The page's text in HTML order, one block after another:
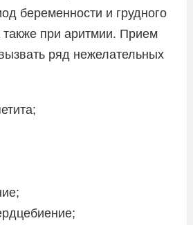
беременности и грудного
при аритмии. Прием
ряд нежелательных